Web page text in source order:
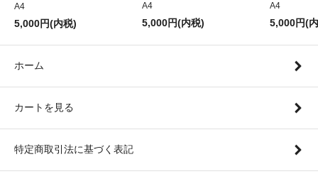
A4
5,000円(内税)
A4
5,000円(内税)
A4
5,000円(
ホーム
カートを見る
特定商取引法に基づく表記